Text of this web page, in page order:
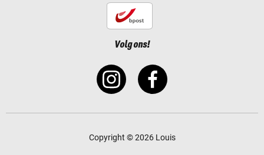
Volg ons!
Copyright © 2026 Louis